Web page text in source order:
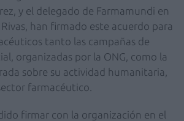
y el delegado de Farmamundi en
han firmado este acuerdo para
tanto las campañas de
organizadas por la ONG, como la
sobre su actividad humanitaria,
farmacéutico.
firmar con la organización en el